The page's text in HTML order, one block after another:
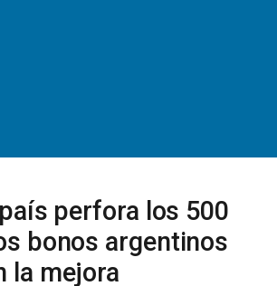
perfora los 500
bonos argentinos
la mejora